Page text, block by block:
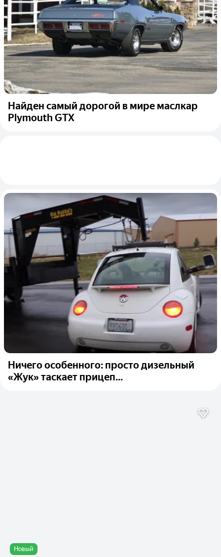
Найден самый дорогой в мире маслкар
Plymouth GTX
Ничего особенного: просто дизельный
«Жук» таскает прицеп...
Новый